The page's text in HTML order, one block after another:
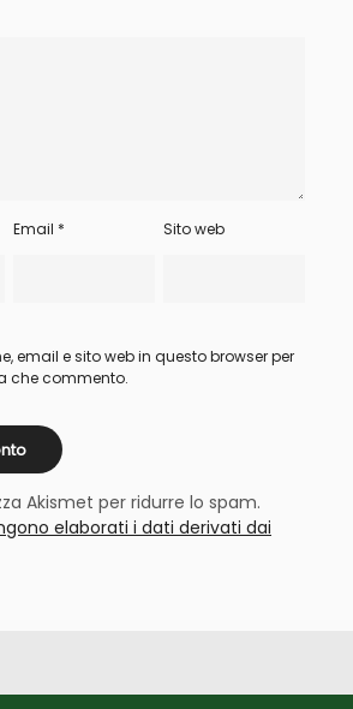
Email * Sito web
email e sito web in questo browser per
che commento.
Akismet per ridurre lo spam.
elaborati i dati derivati dai